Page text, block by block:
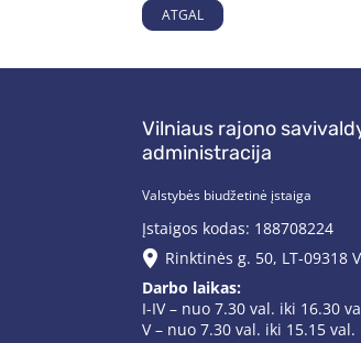
ATGAL
Vilniaus rajono
administracija
Valstybės biudžetinė įstaiga
Įstaigos kodas: 188708224
Rinktinės g. 50, LT-09318
Darbo laikas:
I-IV – nuo 7.30 val. iki 16.30
V – nuo 7.30 val. iki 15.15 val.